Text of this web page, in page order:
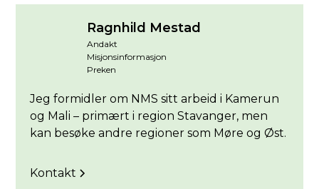
Ragnhild Mestad
Andakt
Misjonsinformasjon
Preken
Jeg formidler om NMS sitt arbeid i Kamerun
og Mali – primært i region Stavanger, men
kan besøke andre regioner som Møre og Øst.
Kontakt